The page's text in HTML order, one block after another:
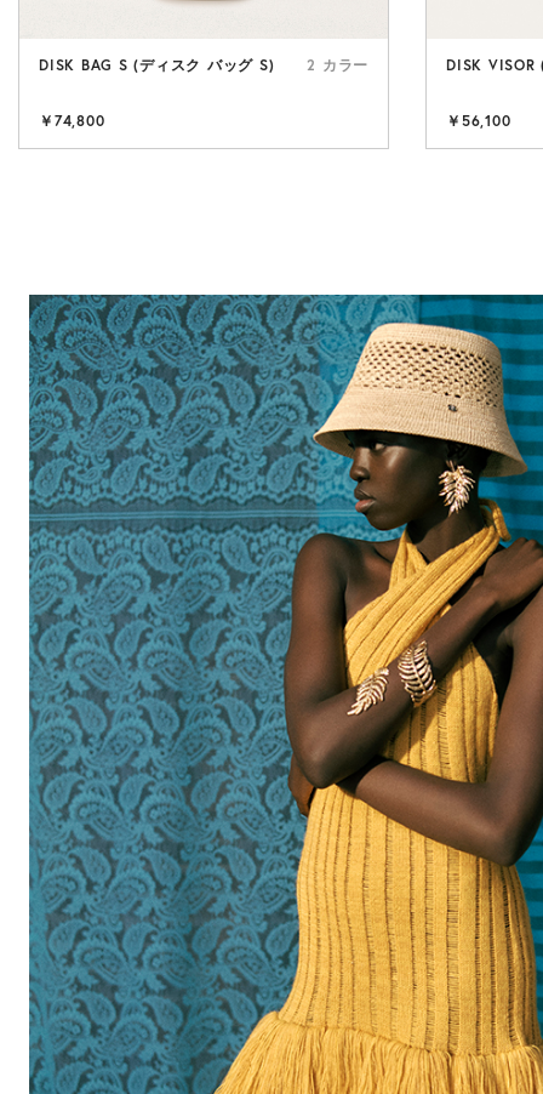
DISK BAG S (ディスク バッグ S) 2 カラー
￥74,800
DISK VISOR
￥56,100